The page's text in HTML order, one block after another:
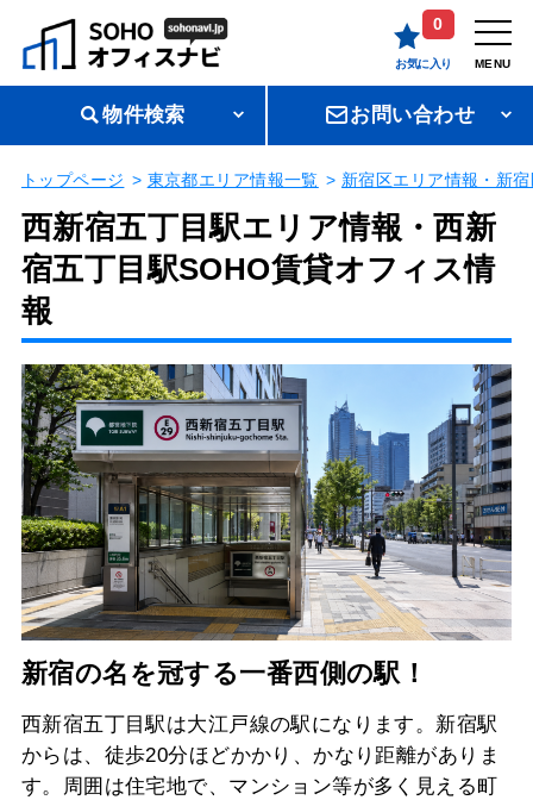
0
お気に入り MENU
物件検索 お問い合わせ
トップページ 東京都エリア情報一覧 新宿区エリア情報・新
西新宿五丁目駅エリア情報・西新
宿五丁目駅SOHO賃貸オフィス情
報
新宿の名を冠する一番西側の駅！
西新宿五丁目駅は大江戸線の駅になります。新宿駅
からは、徒歩20分ほどかかり、かなり距離がありま
す。周囲は住宅地で、マンション等が多く見える町